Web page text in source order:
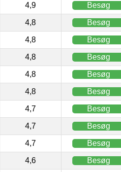
4,9 Besøg
4,8 Besøg
4,8 Besøg
4,8 Besøg
4,8 Besøg
4,8 Besøg
4,7 Besøg
4,7 Besøg
4,7 Besøg
4,6 Besøg